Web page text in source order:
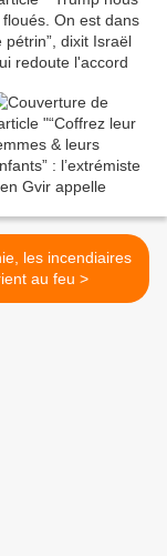
les incendiaires
crient au feu >